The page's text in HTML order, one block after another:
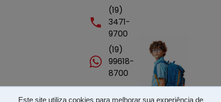
Este site utiliza cookies para melhorar sua experiência de
(19)
3471-
9700
(19)
99618-
8700